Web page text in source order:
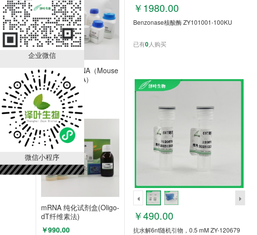
企业微信
微信小程序
小鼠基因组DNA（Mouse
Genomic DNA）
ZY131033
￥995.00
已有
人购买
mRNA 纯化试剂盒(Oligo-
dT纤维素法)
ZY6980817-25
￥990.00
￥1980.00
Benzonase核酸酶 ZY101001-100KU
已有0人购买
￥490.00
抗水解6nt随机引物，0.5 mM ZY-120679